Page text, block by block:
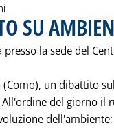
SU
la sede del
un dibattito
All'ordine del giorno il